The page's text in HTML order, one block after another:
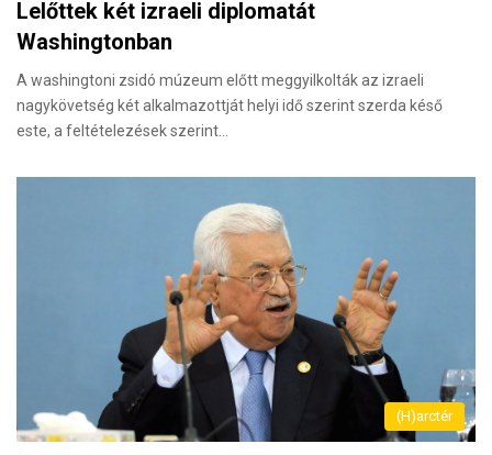
Lelőttek két izraeli diplomatát
Washingtonban
A washingtoni zsidó múzeum előtt meggyilkolták az izraeli
nagykövetség két alkalmazottját helyi idő szerint szerda késő
este, a feltételezések szerint…
(H)arctér